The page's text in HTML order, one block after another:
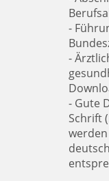
-
-
- Gute
Schrift